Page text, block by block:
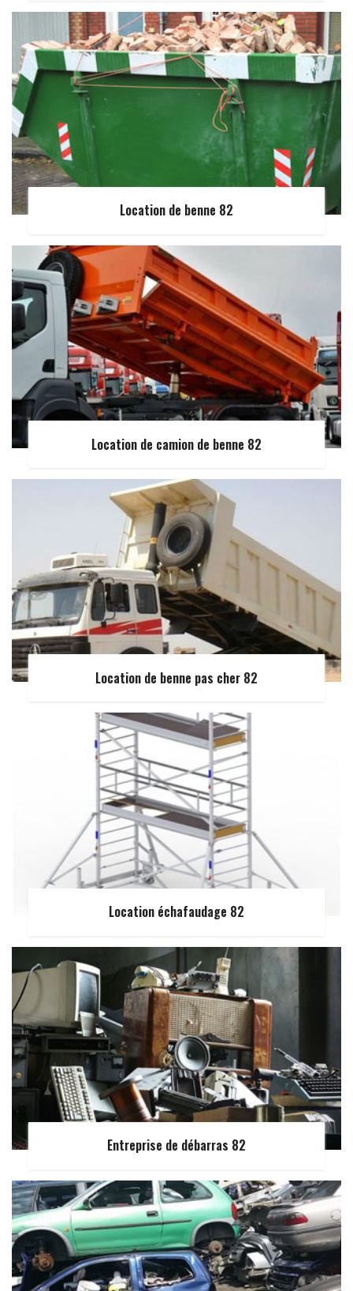
Location de benne 82
Location de camion de benne 82
Location de benne pas cher 82
Location échafaudage 82
Entreprise de débarras 82